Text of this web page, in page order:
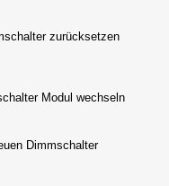
zurücksetzen
Modul wechseln
Dimmschalter